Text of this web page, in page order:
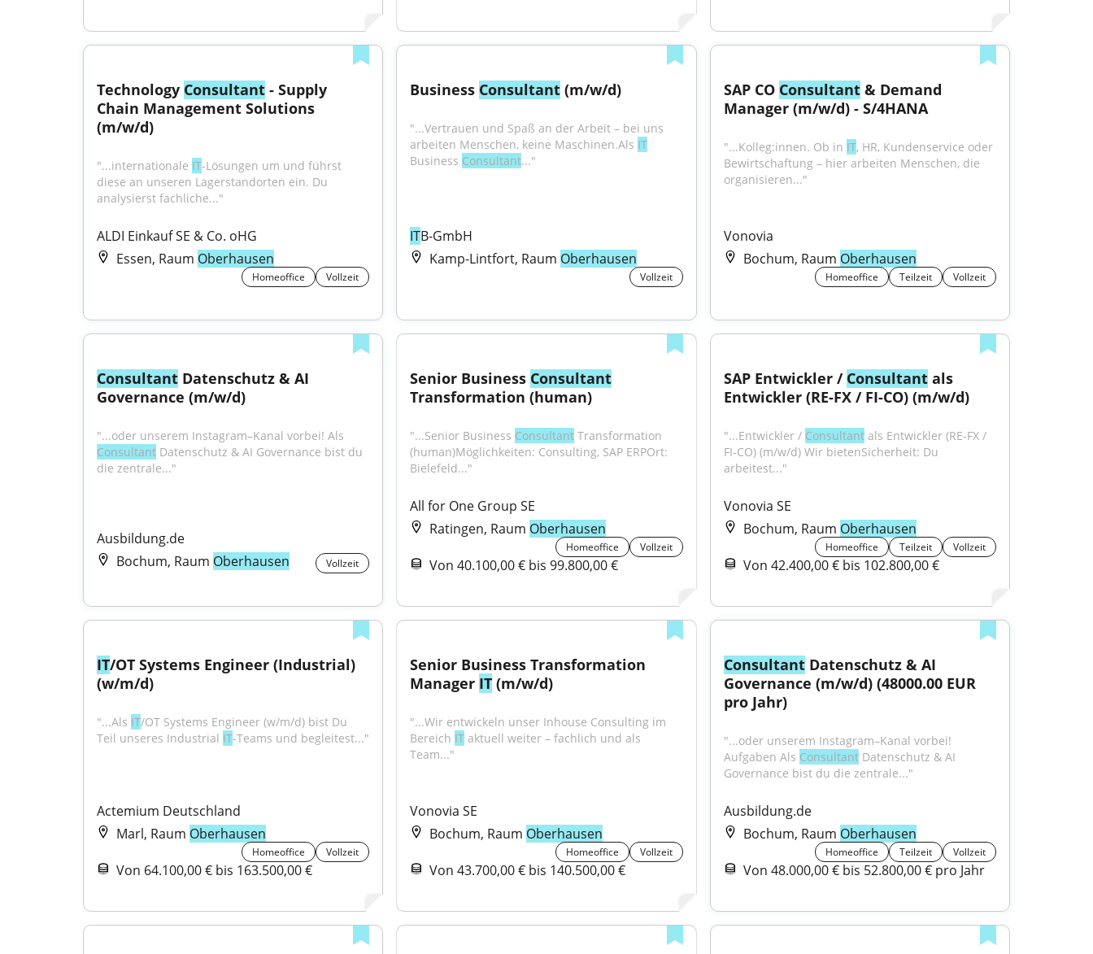
Technology Consultant - Supply
Chain Management Solutions
(m/w/d)
"...internationale IT‑Lösungen um und führst
diese an unseren Lagerstandorten ein. Du
analysierst fachliche..."
ALDI Einkauf SE & Co. oHG
Essen, Raum Oberhausen
Homeoffice Vollzeit
Business Consultant (m/w/d)
"...Vertrauen und Spaß an der Arbeit – bei uns
arbeiten Menschen, keine Maschinen.Als IT
Business Consultant..."
ITB-GmbH
Kamp-Lintfort, Raum Oberhausen
Vollzeit
SAP CO Consultant & Demand
Manager (m/w/d) - S/4HANA
"...Kolleg:innen. Ob in IT, HR, Kundenservice oder
Bewirtschaftung – hier arbeiten Menschen, die
organisieren..."
Vonovia
Bochum, Raum Oberhausen
Homeoffice Teilzeit Vollzeit
Consultant Datenschutz & AI
Governance (m/w/d)
Consultant Datenschutz & AI Governance bist du
die zentrale..."
Ausbildung.de
Bochum, Raum Oberhausen Vollzeit
Senior Business Consultant
Transformation (human)
"...Senior Business Consultant Transformation
(human)Möglichkeiten: Consulting, SAP ERPOrt:
Bielefeld..."
All for One Group SE
Ratingen, Raum Oberhausen
Homeoffice Vollzeit
Von 40.100,00 € bis 99.800,00 €
SAP Entwickler / Consultant als
Entwickler (RE-FX / FI-CO) (m/w/d)
"...Entwickler / Consultant als Entwickler (RE-FX /
FI-CO) (m/w/d) Wir bietenSicherheit: Du
arbeitest..."
Vonovia SE
Bochum, Raum Oberhausen
Homeoffice Teilzeit Vollzeit
Von 42.400,00 € bis 102.800,00 €
IT/OT Systems Engineer (Industrial)
(w/m/d)
"...Als IT/OT Systems Engineer (w/m/d) bist Du
Teil unseres Industrial IT-Teams und begleitest..."
Actemium Deutschland
Marl, Raum Oberhausen
Homeoffice Vollzeit
Von 64.100,00 € bis 163.500,00 €
Senior Business Transformation
Manager IT (m/w/d)
"...Wir entwickeln unser Inhouse Consulting im
Bereich IT aktuell weiter – fachlich und als
Team..."
Vonovia SE
Bochum, Raum Oberhausen
Homeoffice Vollzeit
Von 43.700,00 € bis 140.500,00 €
Consultant Datenschutz & AI
Governance (m/w/d) (48000.00 EUR
pro Jahr)
"...oder unserem Instagram–Kanal vorbei!
Aufgaben Als Consultant Datenschutz & AI
Governance bist du die zentrale..."
Ausbildung.de
Bochum, Raum Oberhausen
Homeoffice Teilzeit Vollzeit
Von 48.000,00 € bis 52.800,00 € pro Jahr